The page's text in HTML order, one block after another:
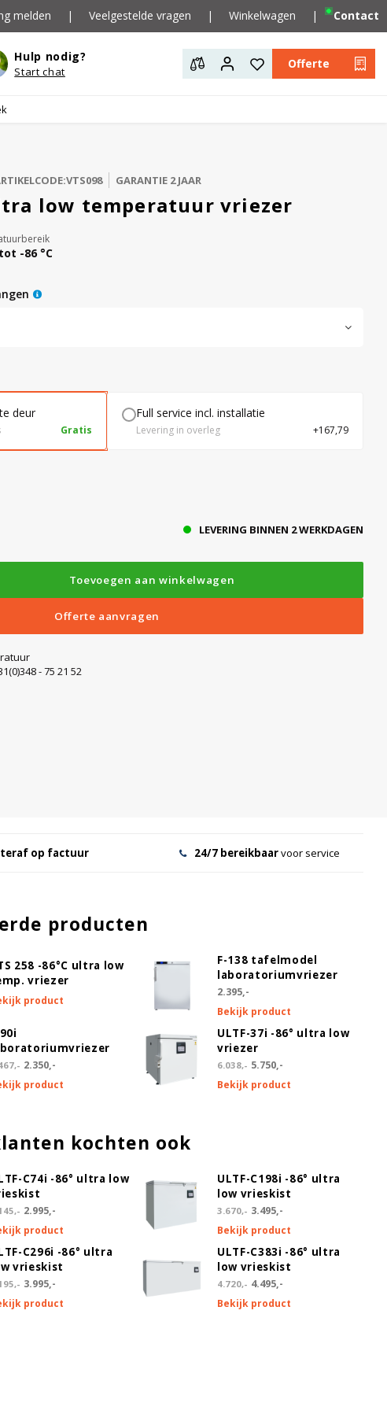
melden | Veelgestelde vragen | Winkelwagen | Contact
Hulp nodig?
Start chat
Offerte
GARANTIE 2 JAAR
low temperatuur vriezer
-86 °C
deur
Gratis
Full service incl. installatie
Levering in overleg +167,79
LEVERING BINNEN 2 WERKDAGEN
Toevoegen aan winkelwagen
Offerte aanvragen
- 75 21 52
op factuur 24/7 bereikbaarvoor service
producten
258 -86°C ultra low
vriezer
product
F-138 tafelmodel
laboratoriumvriezer
2.395,-
Bekijk product
2.350,-
product
ULTF-37i -86° ultra low
vriezer
6.038,- 5.750,-
Bekijk product
kochten ook
C74i -86° ultra low
2.995,-
product
ULTF-C198i -86° ultra
low vrieskist
3.670,- 3.495,-
Bekijk product
C296i -86° ultra
vrieskist
3.995,-
product
ULTF-C383i -86° ultra
low vrieskist
4.720,- 4.495,-
Bekijk product